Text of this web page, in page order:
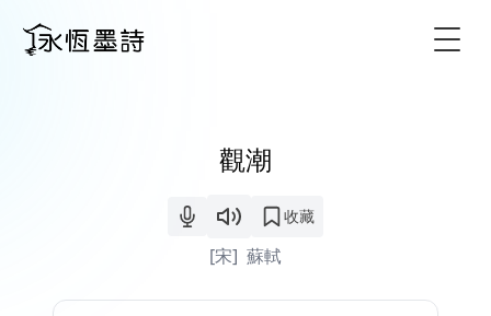
觀潮
收藏
[宋] 蘇軾